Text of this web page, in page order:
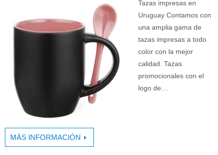
Tazas impresas en
Uruguay Contamos con
una amplia gama de
tazas impresas a todo
color con la mejor
calidad. Tazas
promocionales con el
logo de…
MÁS INFORMACIÓN